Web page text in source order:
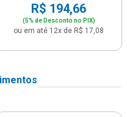
R$ 194,66
(5% de Desconto no PIX)
ou em até 12x de R$ 17,08